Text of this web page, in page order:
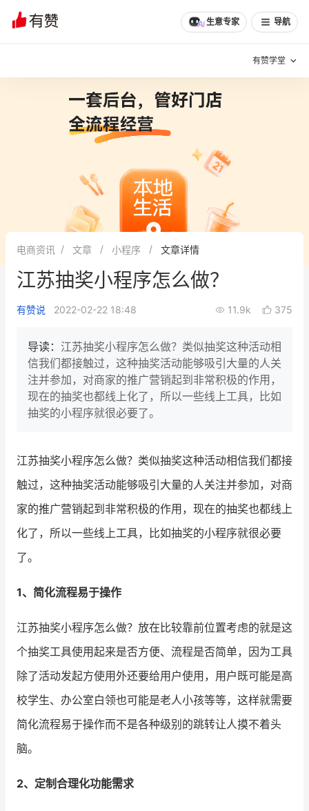
生意专家 导航
有赞学堂
增长方法
有赞专家说
新零售最佳实践
面对面聊增长
AllValue 战略合作
增长产品指南
智库 产品场景库
行业洞察
品牌消费观 行业报告
培训课程
增长俱乐部
增长俱乐部 有赞商盟
入驻有赞
电商资讯 文章 小程序 文章详情
江苏抽奖小程序怎么做？
有赞说 2022-02-22 18:48 11.9k 375
导读： 江苏抽奖小程序怎么做？类似抽奖这种活动相
信我们都接触过，这种抽奖活动能够吸引大量的人关
注并参加，对商家的推广营销起到非常积极的作用，
现在的抽奖也都线上化了，所以一些线上工具，比如
抽奖的小程序就很必要了。
江苏抽奖小程序怎么做？类似抽奖这种活动相信我们都接
触过，这种抽奖活动能够吸引大量的人关注并参加，对商
家的推广营销起到非常积极的作用，现在的抽奖也都线上
化了，所以一些线上工具，比如抽奖的小程序就很必要
了。
1、简化流程易于操作
江苏抽奖小程序怎么做？放在比较靠前位置考虑的就是这
个抽奖工具使用起来是否方便、流程是否简单，因为工具
除了活动发起方使用外还要给用户使用，用户既可能是高
校学生、办公室白领也可能是老人小孩等等，这样就需要
简化流程易于操作而不是各种级别的跳转让人摸不着头
脑。
2、定制合理化功能需求